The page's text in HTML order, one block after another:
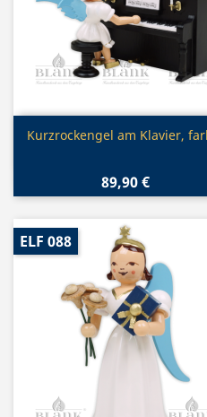
Vorschau
Kurzrockengel am Klavier,
89,90 €
ELF 088